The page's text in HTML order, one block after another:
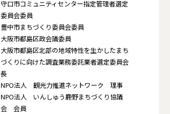
守口市コミュニティセンター指定管理者選定
委員会委員
豊中市まちづくり委員会委員
大阪市都島区政会議委員
大阪市都島区北部の地域特性を生かしたまち
づくりに向けた調査業務委託業者選定委員会
長
NPO法人 観光力推進ネットワーク 理事
NPO法人 いんしゅう鹿野まちづくり協議
会 会員